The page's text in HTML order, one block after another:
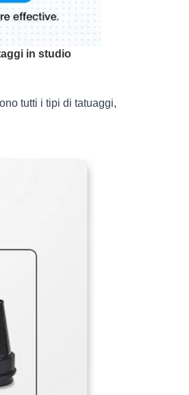
in studio
tutti i tipi di tatuaggi,